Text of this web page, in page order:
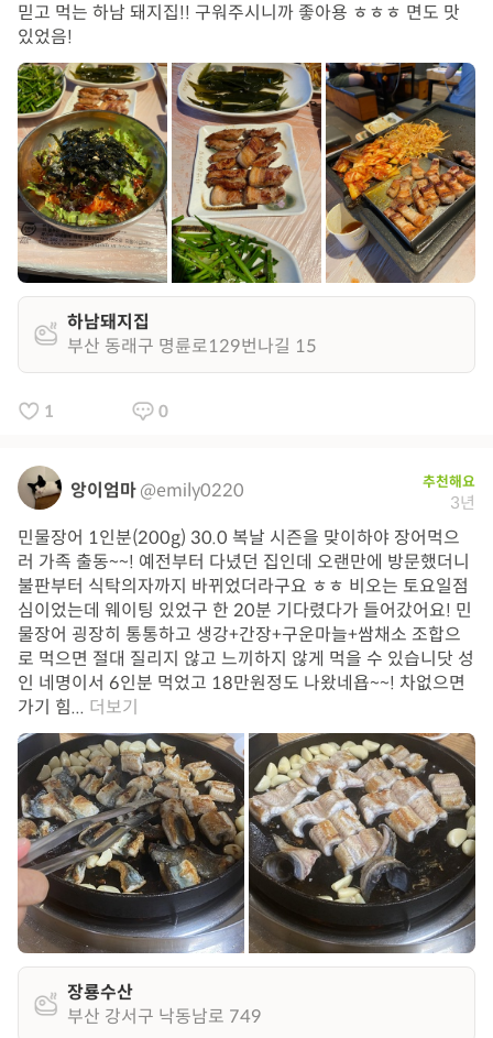
믿고 먹는 하남 돼지집!! 구워주시니까 좋아용 ㅎㅎㅎ 면도 맛
있었음!
하남돼지집
부산 동래구 명륜로129번나길 15
1 0
앙이엄마@emily0220 추천해요
3년
민물장어 1인분(200g) 30.0 복날 시즌을 맞이하야 장어먹으
러 가족 출동~~! 예전부터 다녔던 집인데 오랜만에 방문했더니
불판부터 식탁의자까지 바뀌었더라구요 ㅎㅎ 비오는 토요일점
심이었는데 웨이팅 있었구 한 20분 기다렸다가 들어갔어요! 민
물장어 굉장히 통통하고 생강+간장+구운마늘+쌈채소 조합으
로 먹으면 절대 질리지 않고 느끼하지 않게 먹을 수 있습니닷 성
인 네명이서 6인분 먹었고 18만원정도 나왔네욥~~! 차없으면
가기 힘... 더보기
장룡수산
부산 강서구 낙동남로 749